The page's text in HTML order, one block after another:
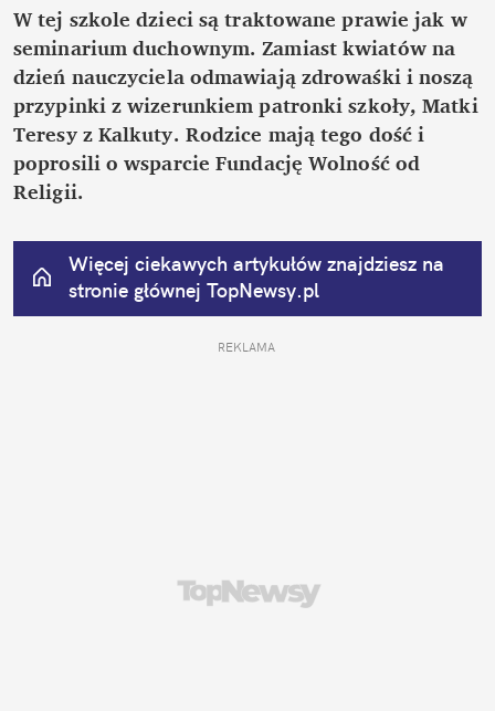
W tej szkole dzieci są traktowane prawie jak w
seminarium duchownym. Zamiast kwiatów na
dzień nauczyciela odmawiają zdrowaśki i noszą
przypinki z wizerunkiem patronki szkoły, Matki
Teresy z Kalkuty. Rodzice mają tego dość i
poprosili o wsparcie Fundację Wolność od
Religii.
Więcej ciekawych artykułów znajdziesz na
stronie głównej TopNewsy.pl
REKLAMA